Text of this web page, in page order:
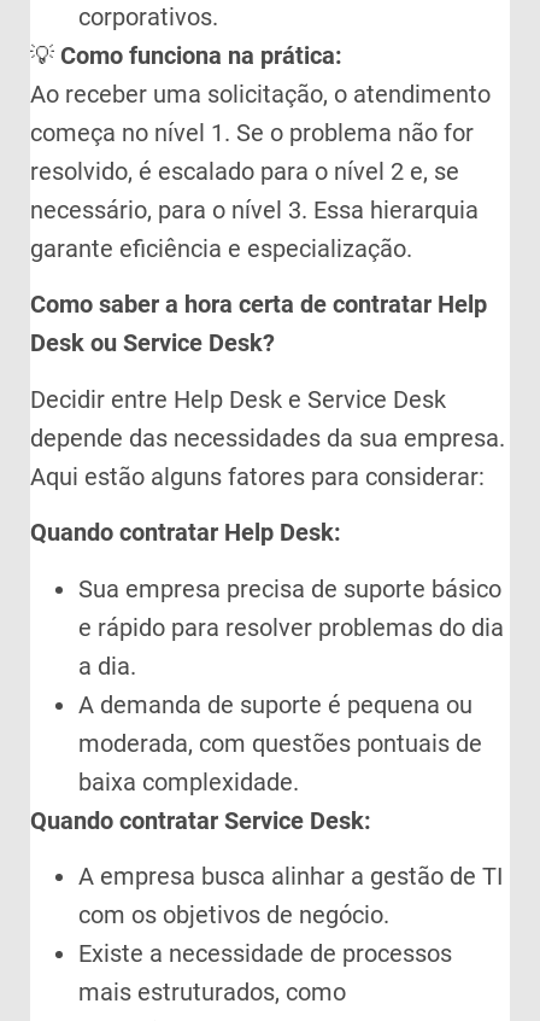
corporativos.
💡 Como funciona na prática:
Ao receber uma solicitação, o atendimento
começa no nível 1. Se o problema não for
resolvido, é escalado para o nível 2 e, se
necessário, para o nível 3. Essa hierarquia
garante eficiência e especialização.
Como saber a hora certa de contratar Help
Desk ou Service Desk?
Decidir entre Help Desk e Service Desk
depende das necessidades da sua empresa.
Aqui estão alguns fatores para considerar:
Quando contratar Help Desk:
Sua empresa precisa de suporte básico
e rápido para resolver problemas do dia
a dia.
A demanda de suporte é pequena ou
moderada, com questões pontuais de
baixa complexidade.
Quando contratar Service Desk:
A empresa busca alinhar a gestão de TI
com os objetivos de negócio.
Existe a necessidade de processos
mais estruturados, como